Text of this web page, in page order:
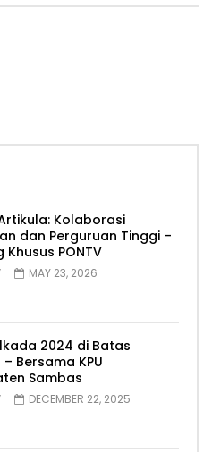
Kolaborasi
dan Perguruan Tinggi –
Khusus PONTV
MAY 23, 2026
2024 di Batas
Bersama KPU
Sambas
DECEMBER 22, 2025